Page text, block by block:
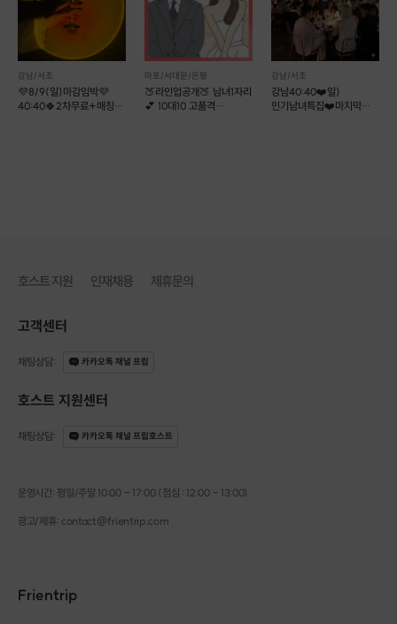
강남/서초
💜8/9(일)마감임박💜
40:40🍀2차무료+매칭🍀
마포/서대문/은평
🍑라인업공개🍑 남녀1자리
💕 10대10 고품격
강남/서초
강남40:40❤️일)
인기남녀특집❤️마지막
호스트 지원 인재채용 제휴문의
고객센터
채팅상담: 카카오톡 채널 프립
호스트 지원센터
채팅상담: 카카오톡 채널 프립호스트
운영시간: 평일/주말 10:00 - 17:00 (점심 : 12:00 - 13:00)
광고/제휴: contact@frientrip.com
Frientrip